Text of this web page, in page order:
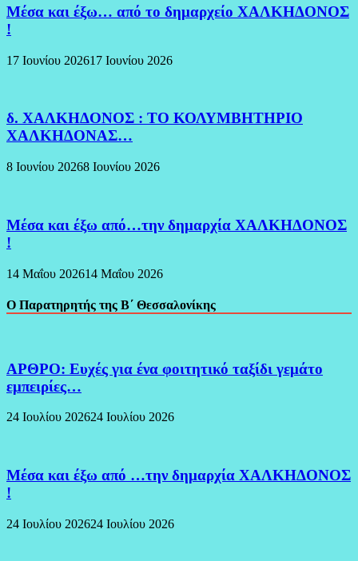
Μέσα και έξω… από το δημαρχείο ΧΑΛΚΗΔΟΝΟΣ
!
17 Ιουνίου 202617 Ιουνίου 2026
δ. ΧΑΛΚΗΔΟΝΟΣ : ΤΟ ΚΟΛΥΜΒΗΤΗΡΙΟ
ΧΑΛΚΗΔΟΝΑΣ…
8 Ιουνίου 20268 Ιουνίου 2026
Μέσα και έξω από…την δημαρχία ΧΑΛΚΗΔΟΝΟΣ
!
14 Μαΐου 202614 Μαΐου 2026
Ο Παρατηρητής της Β΄ Θεσσαλονίκης
ΑΡΘΡΟ: Ευχές για ένα φοιτητικό ταξίδι γεμάτο
εμπειρίες…
24 Ιουλίου 202624 Ιουλίου 2026
Μέσα και έξω από …την δημαρχία ΧΑΛΚΗΔΟΝΟΣ
!
24 Ιουλίου 202624 Ιουλίου 2026